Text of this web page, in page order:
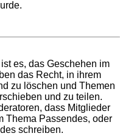
es, das Geschehen im
das Recht, in ihrem
zu löschen und Themen
und zu teilen.
dass Mitglieder
Thema Passendes, oder
schreiben.